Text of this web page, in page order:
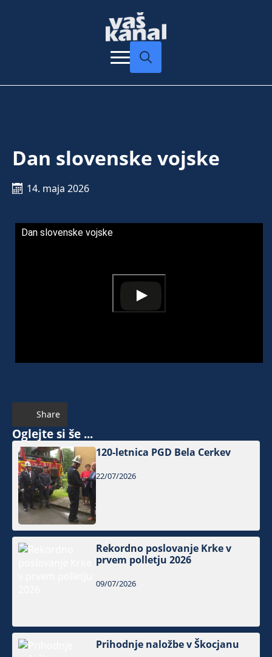
Dan slovenske vojske
14. maja 2026
Dan slovenske vojske
Share
Oglejte si še ...
120-letnica PGD Bela Cerkev
22/07/2026
Rekordno poslovanje Krke v
prvem polletju 2026
09/07/2026
Prihodnje naložbe v Škocjanu